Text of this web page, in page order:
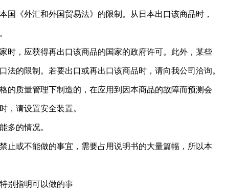
国《外汇和外国贸易法》的限制。从日本出口该商品时，
时，应获得再出口该商品的国家的政府许可。此外，某些
法的限制。若要出口或再出口该商品时，请向我公司洽询。
的质量管理下制造的，在应用到因本商品的故障而预测会
，请设置安全装置。
多的情况。
止或不能做的事宜，需要占用说明书的大量篇幅，所以本
别指明可以做的事